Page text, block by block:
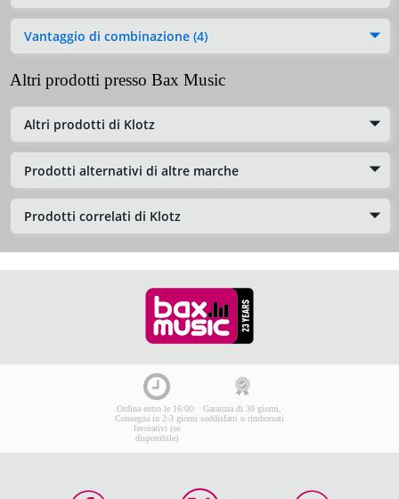
Vantaggio di combinazione (4)
Altri prodotti presso Bax Music
Altri prodotti di Klotz
Prodotti alternativi di altre marche
Prodotti correlati di Klotz
Ordina entro le 16:00:
Consegna in 2-3 giorni
lavorativi (se
disponibile)
Garanzia di 30 giorni,
soddisfatti o rimborsati